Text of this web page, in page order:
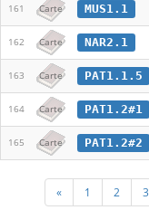
161 Carte MUS1.1
162 Carte NAR2.1
163 Carte PAT1.1.5
164 Carte PAT1.2#1
165 Carte PAT1.2#2
« 1 2 3